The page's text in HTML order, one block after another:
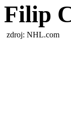
Filip
zdroj: NHL.com